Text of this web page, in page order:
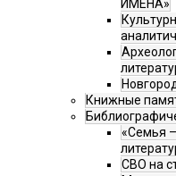
ИМЕНА»
Книжные
«Семья
СВО на